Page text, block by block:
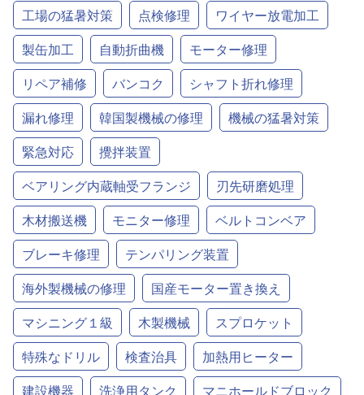
工場の猛暑対策
点検修理
ワイヤー放電加工
製缶加工
自動折曲機
モーター修理
リペア補修
バンコク
シャフト折れ修理
漏れ修理
韓国製機械の修理
機械の猛暑対策
緊急対応
攪拌装置
ベアリング内蔵軸受フランジ
刃先研磨処理
木材搬送機
モニター修理
ベルトコンベア
ブレーキ修理
テンパリング装置
海外製機械の修理
国産モーター置き換え
マシニング１級
木製機械
スプロケット
特殊なドリル
検査治具
加熱用ヒーター
建設機器
洗浄用タンク
マニホールドブロック